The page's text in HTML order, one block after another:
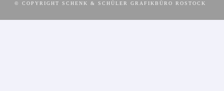
© COPYRIGHT SCHENK & SCHÜLER GRAFIKBÜRO ROSTOCK